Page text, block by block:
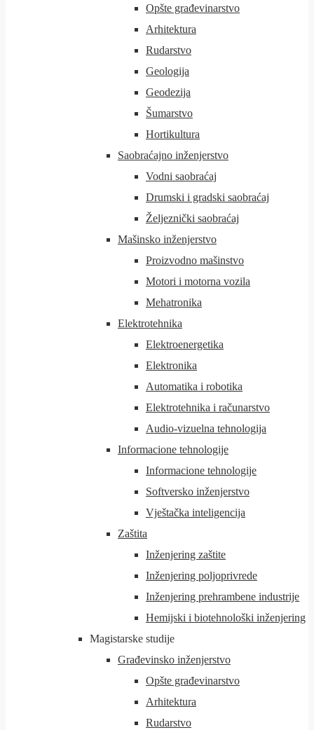
Opšte građevinarstvo
Arhitektura
Rudarstvo
Geologija
Geodezija
Šumarstvo
Hortikultura
Saobraćajno inženjerstvo
Vodni saobraćaj
Drumski i gradski saobraćaj
Željeznički saobraćaj
Mašinsko inženjerstvo
Proizvodno mašinstvo
Motori i motorna vozila
Mehatronika
Elektrotehnika
Elektroenergetika
Elektronika
Automatika i robotika
Elektrotehnika i računarstvo
Audio-vizuelna tehnologija
Informacione tehnologije
Informacione tehnologije
Softversko inženjerstvo
Vještačka inteligencija
Zaštita
Inženjering zaštite
Inženjering poljoprivrede
Inženjering prehrambene industrije
Hemijski i biotehnološki inženjering
Magistarske studije
Građevinsko inženjerstvo
Opšte građevinarstvo
Arhitektura
Rudarstvo